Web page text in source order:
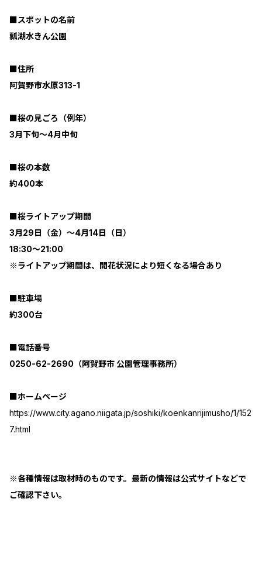
■スポットの名前
瓢湖水きん公園
■住所
阿賀野市水原313-1
■桜の見ごろ（例年）
3月下旬～4月中旬
■桜の本数
約400本
■桜ライトアップ期間
3月29日（金）～4月14日（日）
18:30～21:00
※ライトアップ期間は、開花状況により短くなる場合あり
■駐車場
約300台
■電話番号
0250-62-2690（阿賀野市 公園管理事務所）
■ホームページ
https://www.city.agano.niigata.jp/soshiki/koenkanrijimusho/1/152
7.html
※各種情報は取材時のものです。最新の情報は公式サイトなどで
ご確認下さい。